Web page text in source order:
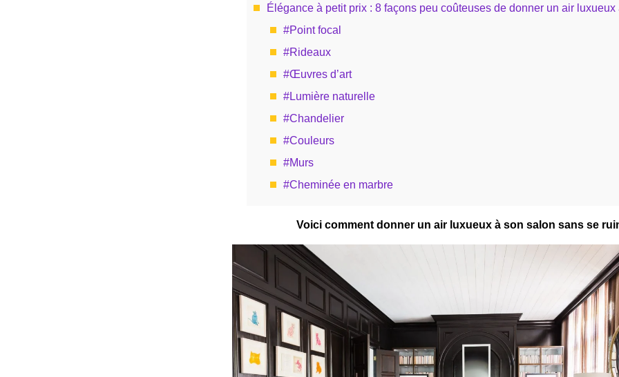
Élégance à petit prix : 8 façons peu coûteuses de donner un air
#Point focal
#Rideaux
#Œuvres d’art
#Lumière naturelle
#Chandelier
#Couleurs
#Murs
#Cheminée en marbre
Voici comment donner un air luxueux à son salon sans se